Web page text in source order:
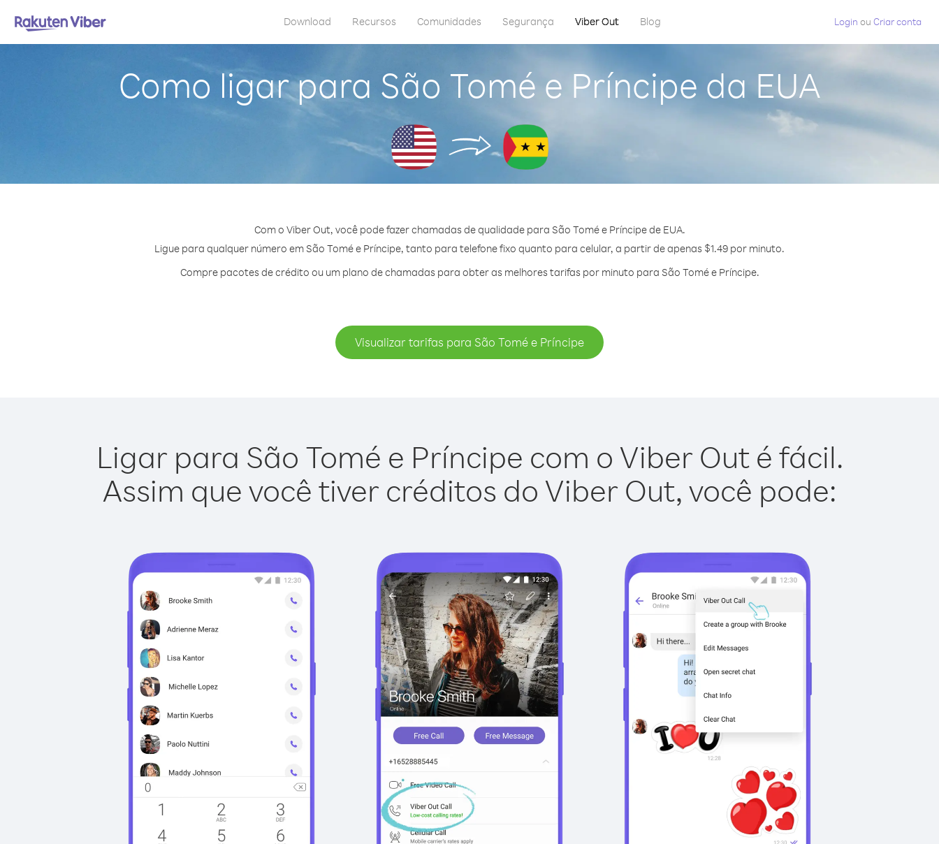
Download Recursos Comunidades Segurança Viber Out Blog Login ou Criar conta
Como ligar para São Tomé e Príncipe da EUA
Com o Viber Out, você pode fazer chamadas de qualidade para São Tomé e Príncipe de EUA.
Ligue para qualquer número em São Tomé e Príncipe, tanto para telefone fixo quanto para celular, a partir de apenas $1.49 por minuto.
Compre pacotes de crédito ou um plano de chamadas para obter as melhores tarifas por minuto para São Tomé e Príncipe.
Visualizar tarifas para São Tomé e Príncipe
Ligar para São Tomé e Príncipe com o Viber Out é fácil.
Assim que você tiver créditos do Viber Out, você pode: